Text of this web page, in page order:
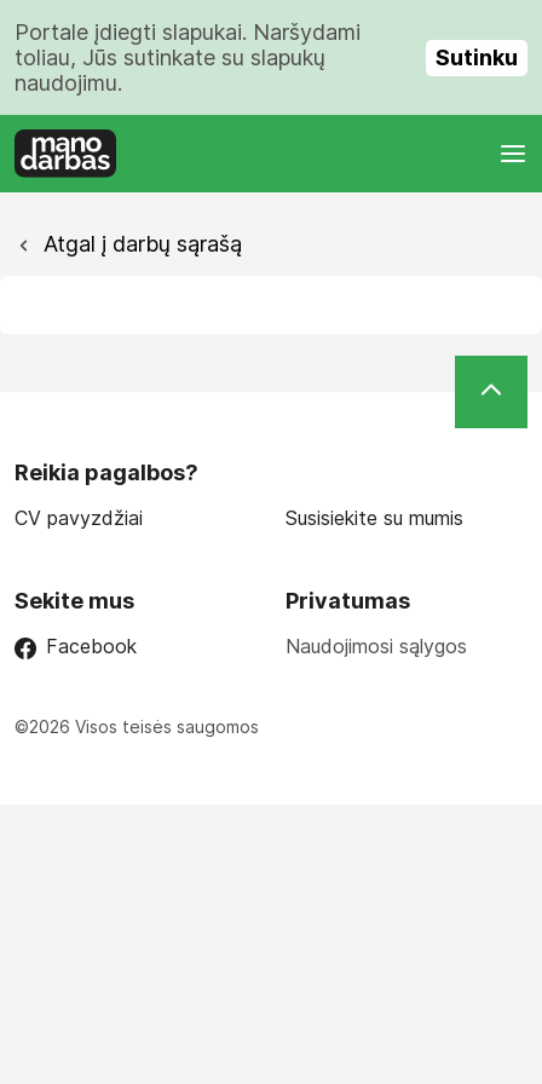
Portale įdiegti slapukai. Naršydami
toliau, Jūs sutinkate su slapukų
naudojimu.
Sutinku
Atgal į darbų sąrašą
Reikia pagalbos?
CV pavyzdžiai Susisiekite su mumis
Sekite mus
Facebook
Privatumas
Naudojimosi sąlygos
©2026 Visos teisės saugomos